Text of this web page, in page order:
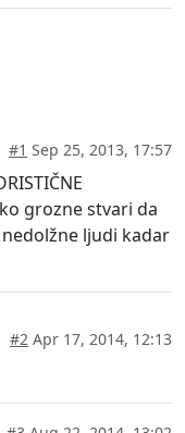
#1 Sep 25, 2013, 17:57
grozne stvari da
nedolžne ljudi kadar
#2 Apr 17, 2014, 12:13